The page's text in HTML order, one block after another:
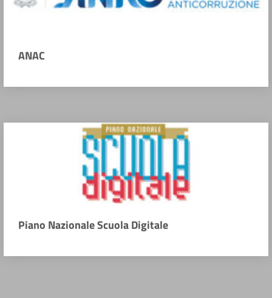
ANAC
Piano Nazionale Scuola Digitale